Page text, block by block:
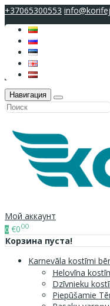
+37065300553
Навигация
Мой аккаунт
0 €000
Корзина пуста!
Karnevāla kostīmi
Helovīna
Dzīvnieku
Piepūšamie